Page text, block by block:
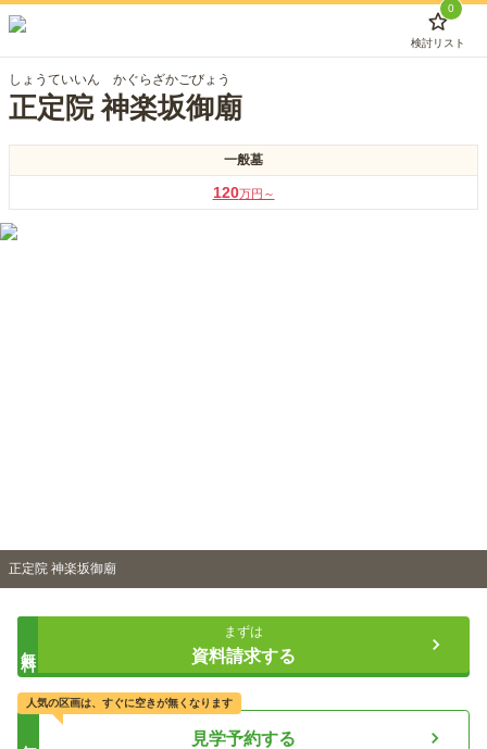
0
検討リスト
しょうていいん かぐらざかごびょう
正定院 神楽坂御廟
一般墓
120万円～
正定院 神楽坂御廟
まずは
資料請求する
見学予約する
人気の区画は、すぐに空きが無くなります